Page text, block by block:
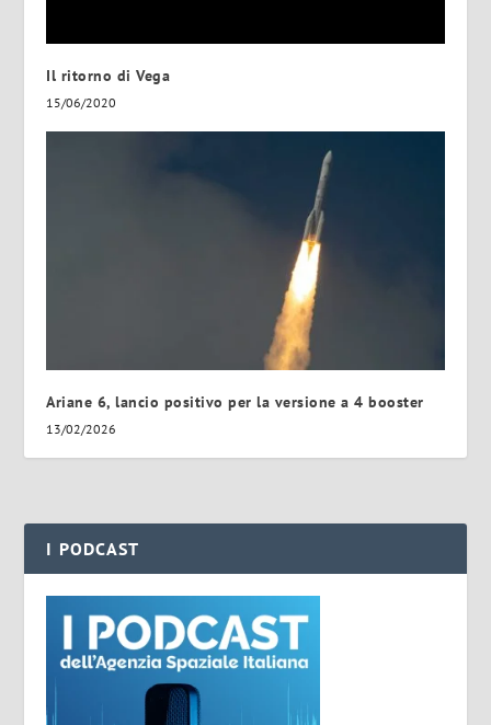
Il ritorno di Vega
15/06/2020
Ariane 6, lancio positivo per la versione a 4 booster
13/02/2026
I PODCAST